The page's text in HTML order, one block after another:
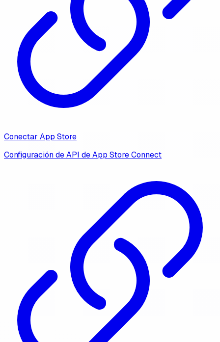
Conectar App Store
Configuración de API de App Store Connect